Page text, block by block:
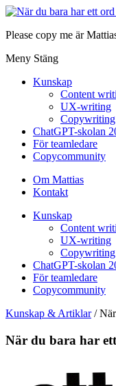
Please copy me är
Meny Stäng
Kunskap
Content
UX-writing
Copywriting
ChatGPT-skolan
För teamledare
Copycommunity
Om Mattias
Kontakt
Kunskap
Content
UX-writing
Copywriting
ChatGPT-skolan
För teamledare
Copycommunity
Kunskap & Artiklar/
När du bara har